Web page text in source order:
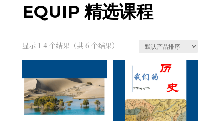
EQUIP 精选课程
显示 1-4 个结果（共 6 个结果）